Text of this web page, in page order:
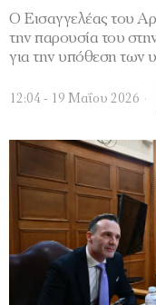
Ο Εισαγγελέας του
την παρουσία του
για την υπόθεση των
12:04 - 19 Μαΐου 2026